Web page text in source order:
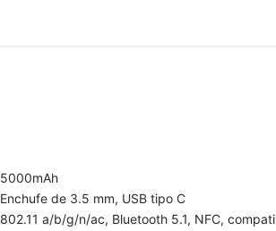
5000mAh
Enchufe de 3.5 mm, USB tipo C
802.11 a/b/g/n/ac, Bluetooth 5.1, NFC,